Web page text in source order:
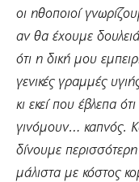
οι ηθοποιοί
αν θα έχουμε
ότι η δική μου
γενικές γραμμές
κι εκεί που έβλεπα
γινόμουν… καπνός.
δίνουμε
μάλιστα με κόστος